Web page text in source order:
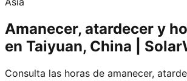
Amanecer, atardecer y
en Taiyuan, China |
Consulta las horas de amanecer,